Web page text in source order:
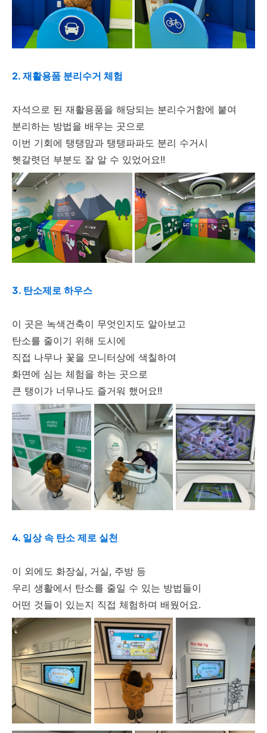
2. 재활용품 분리수거 체험
자석으로 된 재활용품을 해당되는 분리수거함에 붙여
분리하는 방법을 배우는 곳으로
이번 기회에 탱탱맘과 탱탱파파도 분리 수거시
헷갈렷던 부분도 잘 알 수 있었어요!!
3. 탄소제로 하우스
이 곳은 녹색건축이 무엇인지도 알아보고
탄소를 줄이기 위해 도시에
직접 나무나 꽃을 모니터상에 색칠하여
화면에 심는 체험을 하는 곳으로
큰 탱이가 너무나도 즐거워 했어요!!
4. 일상 속 탄소 제로 실천
이 외에도 화장실, 거실, 주방 등
우리 생활에서 탄소를 줄일 수 있는 방법들이
어떤 것들이 있는지 직접 체험하며 배웠어요.